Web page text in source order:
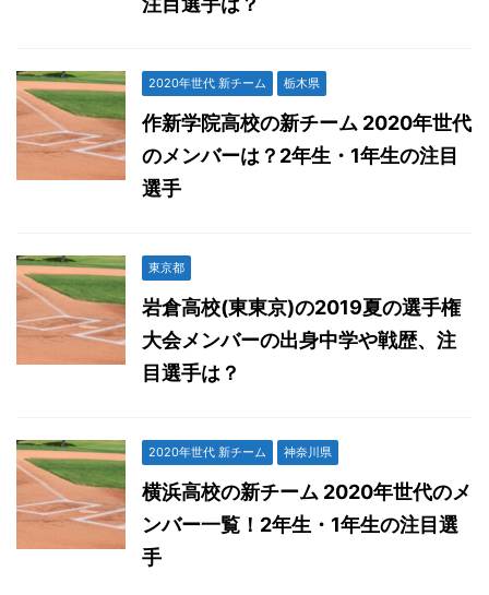
2020年世代 新チーム 栃木県
作新学院高校の新チーム 2020年世代
のメンバーは？2年生・1年生の注目
選手
東京都
岩倉高校(東東京)の2019夏の選手権
大会メンバーの出身中学や戦歴、注
目選手は？
2020年世代 新チーム 神奈川県
横浜高校の新チーム 2020年世代のメ
ンバー一覧！2年生・1年生の注目選
手